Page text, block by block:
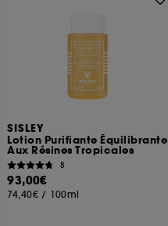
SISLEY
Lotion Purifiante Équilibrante
Aux Résines Tropicales
8
93,00€
74,40€ / 100ml